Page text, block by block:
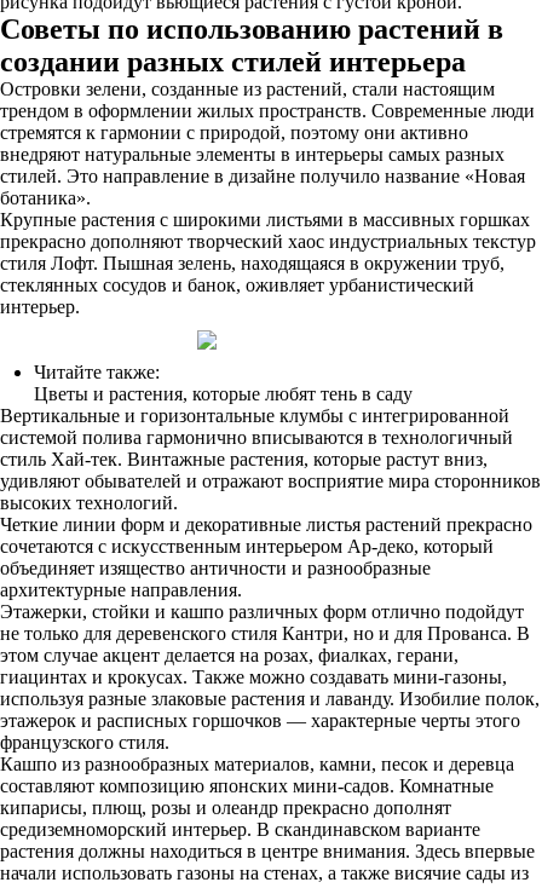
Советы по использованию растений в
создании разных стилей интерьера
Островки зелени, созданные из растений, стали настоящим
трендом в оформлении жилых пространств. Современные люди
стремятся к гармонии с природой, поэтому они активно
внедряют натуральные элементы в интерьеры самых разных
стилей. Это направление в дизайне получило название «Новая
ботаника».
Крупные растения с широкими листьями в массивных горшках
прекрасно дополняют творческий хаос индустриальных текстур
стиля Лофт. Пышная зелень, находящаяся в окружении труб,
стеклянных сосудов и банок, оживляет урбанистический
интерьер.
Читайте также:
Цветы и растения, которые любят тень в саду
Вертикальные и горизонтальные клумбы с интегрированной
системой полива гармонично вписываются в технологичный
стиль Хай-тек. Винтажные растения, которые растут вниз,
удивляют обывателей и отражают восприятие мира сторонников
высоких технологий.
Четкие линии форм и декоративные листья растений прекрасно
сочетаются с искусственным интерьером Ар-деко, который
объединяет изящество античности и разнообразные
архитектурные направления.
Этажерки, стойки и кашпо различных форм отлично подойдут
не только для деревенского стиля Кантри, но и для Прованса. В
этом случае акцент делается на розах, фиалках, герани,
гиацинтах и крокусах. Также можно создавать мини-газоны,
используя разные злаковые растения и лаванду. Изобилие полок,
этажерок и расписных горшочков — характерные черты этого
французского стиля.
Кашпо из разнообразных материалов, камни, песок и деревца
составляют композицию японских мини-садов. Комнатные
кипарисы, плющ, розы и олеандр прекрасно дополнят
средиземноморский интерьер. В скандинавском варианте
растения должны находиться в центре внимания. Здесь впервые
начали использовать газоны на стенах, а также висячие сады из